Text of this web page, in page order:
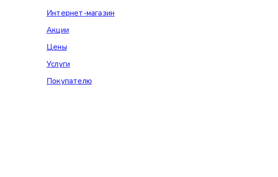
Интернет-магазин
Акции
Цены
Услуги
Покупателю